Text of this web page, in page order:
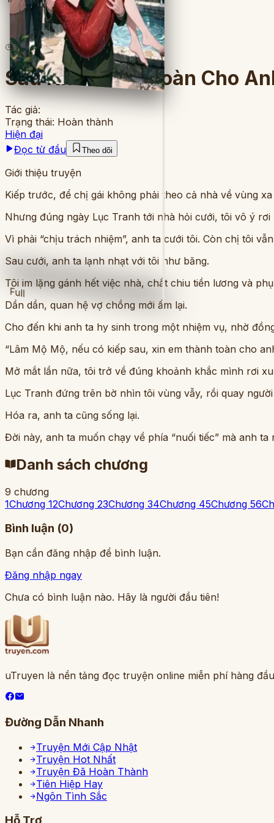
Full
5lượt đọc· 9chương
Sau Khi Thành Toàn Cho
Tác giả:
Trạng thái: Hoàn thành
Hiện đại
Đọc từ đầu
Theo dõi
Giới thiệu truyện
Kiếp trước, để chị gái không phải theo cả nhà về vùng
Nhưng đúng ngày Lục Tranh tới nhà hỏi cưới, tôi vô ý
Vì phải “chịu trách nhiệm”, anh ta cưới tôi. Còn chị tôi
Sau cưới, anh ta lạnh nhạt với tôi như băng.
Tôi im lặng gánh hết việc nhà, chắt chiu tiền lương và
Dần dần, quan hệ vợ chồng mới ấm lại.
Cho đến khi anh ta hy sinh trong một nhiệm vụ, nhờ
“Lâm Mộ Mộ, nếu có kiếp sau, xin em thành toàn cho
Mở mắt lần nữa, tôi trở về đúng khoảnh khắc mình rơi
Lục Tranh đứng trên bờ nhìn tôi vùng vẫy, rồi quay
Hóa ra, anh ta cũng sống lại.
Đời này, anh ta muốn chạy về phía “nuối tiếc” mà anh ta
Danh sách chương
9 chương
1Chương 12Chương 23Chương 34Chương 45Chương 56
Bình luận (0)
Bạn cần đăng nhập để bình luận.
Đăng nhập ngay
Chưa có bình luận nào. Hãy là người đầu tiên!
uTruyen là nền tảng đọc truyện online miễn phí hàng
Đường Dẫn Nhanh
Truyện Mới Cập Nhật
Truyện Hot Nhất
Truyện Đã Hoàn Thành
Tiên Hiệp Hay
Ngôn Tình Sắc